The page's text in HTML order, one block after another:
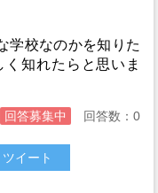
学校なのかを知りた
知れたらと思いま
回答募集中 回答数：0
ツイート